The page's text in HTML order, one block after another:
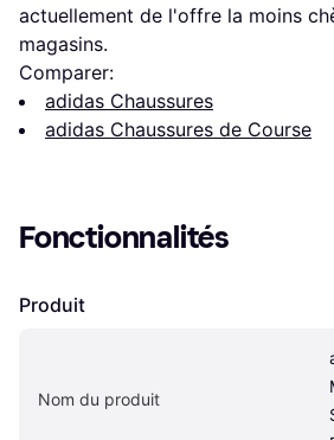
actuellement de l'offre la moins
magasins.
Comparer:
adidas Chaussures
adidas Chaussures de Course
Fonctionnalités
Produit
Nom du produit